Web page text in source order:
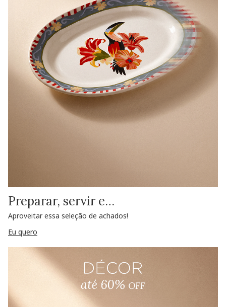
Preparar, servir e…
Aproveitar essa seleção de achados!
Eu quero